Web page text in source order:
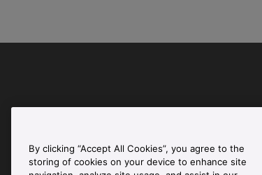
By clicking “Accept All Cookies”, you agree to the
storing of cookies on your device to enhance site